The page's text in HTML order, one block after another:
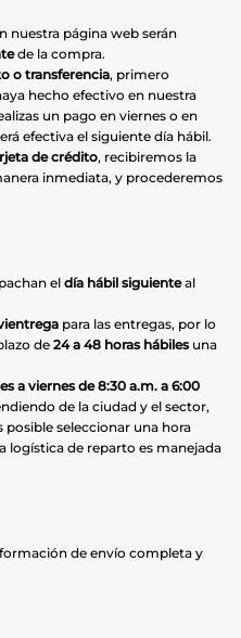
nuestra página web serán
de la compra.
o transferencia, primero
hecho efectivo en nuestra
un pago en viernes o en
efectiva el siguiente día hábil.
de crédito, recibiremos la
inmediata, y procederemos
el día hábil siguienteal
para las entregas, por lo
de 24 a 48 horas hábiles una
a viernes de 8:30 a.m. a 6:00
de la ciudad y el sector,
posible seleccionar una hora
logística de reparto es manejada
de envío completa y